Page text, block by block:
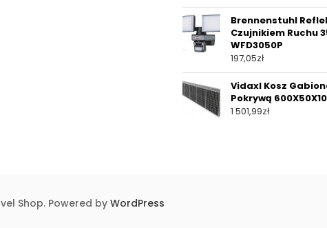
Brennenstuhl
Czujnikiem Ruchu
WFD3050P
197,05zł
Vidaxl Kosz
Pokrywą
1 501,99zł
Shop. Powered byWordPress